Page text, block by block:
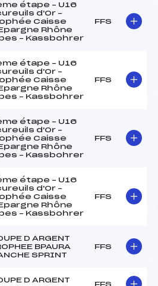
étape – U16
d'Or –
Caisse
Rhône
– Kassbohrer
FFS
étape – U16
d'Or –
Caisse
Rhône
– Kassbohrer
FFS
étape – U16
d'Or –
Caisse
Rhône
– Kassbohrer
FFS
étape – U16
d'Or –
Caisse
Rhône
– Kassbohrer
FFS
D ARGENT
BPAURA
SPRINT
FFS
D ARGENT
FFS